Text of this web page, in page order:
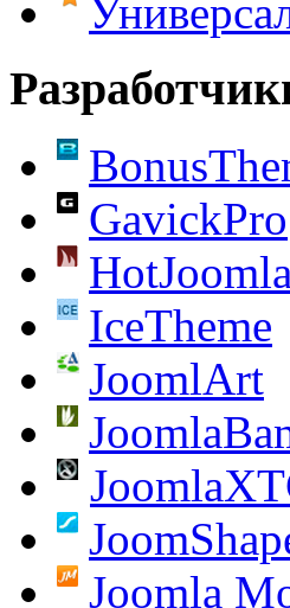
GavickPro
HotJoomla
IceTheme
JoomlArt
Joomla